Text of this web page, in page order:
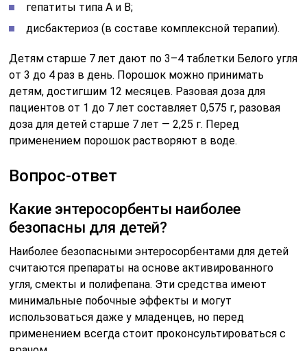
гепатиты типа A и B;
дисбактериоз (в составе комплексной терапии).
Детям старше 7 лет дают по 3–4 таблетки Белого угля
от 3 до 4 раз в день. Порошок можно принимать
детям, достигшим 12 месяцев. Разовая доза для
пациентов от 1 до 7 лет составляет 0,575 г, разовая
доза для детей старше 7 лет — 2,25 г. Перед
применением порошок растворяют в воде.
Вопрос-ответ
Какие энтеросорбенты наиболее
безопасны для детей?
Наиболее безопасными энтеросорбентами для детей
считаются препараты на основе активированного
угля, смекты и полифепана. Эти средства имеют
минимальные побочные эффекты и могут
использоваться даже у младенцев, но перед
применением всегда стоит проконсультироваться с